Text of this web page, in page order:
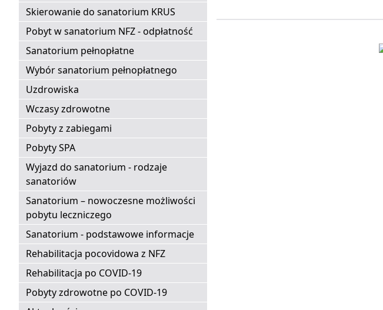
Skierowanie do sanatorium KRUS
Pobyt w sanatorium NFZ - odpłatność
Sanatorium pełnopłatne
Wybór sanatorium pełnopłatnego
Uzdrowiska
Wczasy zdrowotne
Pobyty z zabiegami
Pobyty SPA
Wyjazd do sanatorium - rodzaje
sanatoriów
Sanatorium – nowoczesne możliwości
pobytu leczniczego
Sanatorium - podstawowe informacje
Rehabilitacja pocovidowa z NFZ
Rehabilitacja po COVID-19
Pobyty zdrowotne po COVID-19